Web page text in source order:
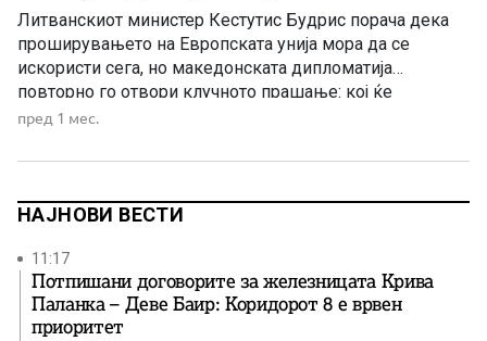
Литванскиот министер Кестутис Будрис порача дека
проширувањето на Европската унија мора да се
искористи сега, но македонската дипломатија
повторно го отвори клучното прашање: кој ќе
гарантира дека Македонија нема повторно да направи
Бугарија? Литванскиот министер за надворешни
јасна […]
пред 1 мес.
НАЈНОВИ ВЕСТИ
11:17
Потпишани договорите за железницата Крива
Паланка – Деве Баир: Коридорот 8 е врвен
приоритет